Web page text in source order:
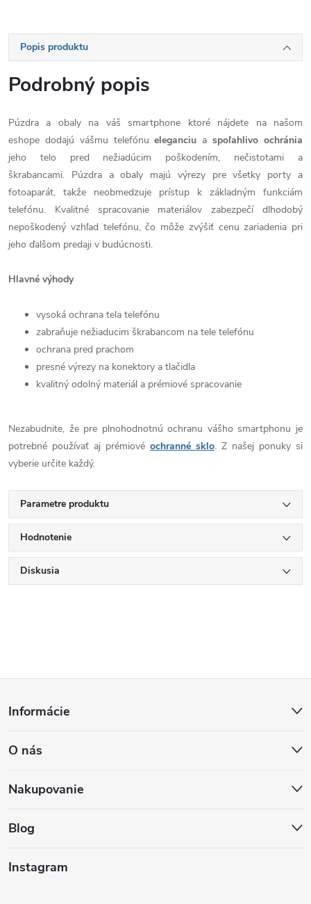
Popis produktu
Podrobný popis
Púzdra a obaly na váš smartphone ktoré nájdete na našom
eshope dodajú vášmu telefónueleganciu aspoľahlivo ochránia
jeho telo pred nežiadúcim poškodením, nečistotami a
škrabancami. Púzdra a obaly majú výrezy pre všetky porty a
fotoaparát, takže neobmedzuje prístup k základným funkciám
telefónu. Kvalitné spracovanie materiálov zabezpečí dlhodobý
nepoškodený vzhľad telefónu, čo môže zvýšiť cenu zariadenia pri
jeho ďalšom predaji v budúcnosti.
Hlavné výhody
vysoká ochrana tela telefónu
zabraňuje nežiaducim škrabancom na tele telefónu
ochrana pred prachom
presné výrezy na konektory a tlačidla
kvalitný odolný materiál a prémiové spracovanie
Nezabudnite, že pre plnohodnotnú ochranu vášho smartphonu je
potrebné používať aj prémiové ochranné sklo. Z našej ponuky si
vyberie určite každý.
Parametre produktu
Hodnotenie
Diskusia
p
ä
Informácie
O nás
Nakupovanie
Blog
Instagram